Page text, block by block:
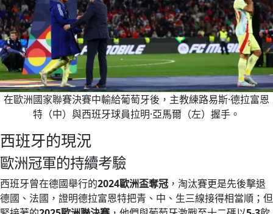
在歐洲國家聯賽決賽中輸給葡萄牙後，主教練路易斯·德拉富恩
特（中）與西班牙球員拉明·亞馬爾（左）握手。
西班牙的現況
歐洲冠軍的持續考驗
西班牙曾在德國舉行的2024歐洲盃奪冠 ，淘汰賽更是先後擊退
德國、法國，證明德拉富恩特把青、中、生三線接得相當順；但